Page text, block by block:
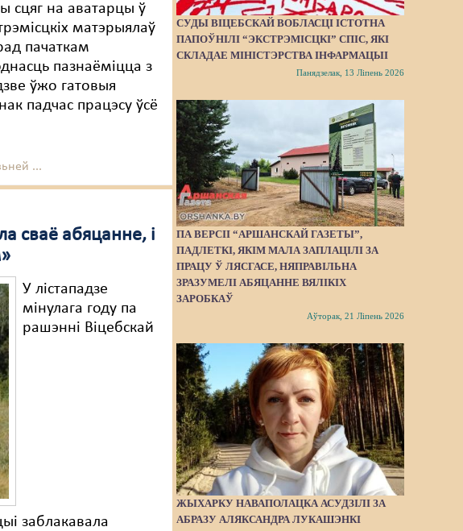
сцяг на аватарцы ў
матэрыялаў
пачаткам
пазнаёміцца з
ўжо гатовыя
падчас працэсу ўсё
...
сваё абяцанне, і
У лістападзе
мінулага году па
рашэнні Віцебскай
заблакавала
СУДЫ ВІЦЕБСКАЙ ВОБЛАСЦІ ІСТОТНА
ПАПОЎНІЛІ “ЭКСТРЭМІСЦКІ” СПІС, ЯКІ
СКЛАДАЕ МІНІСТЭРСТВА ІНФАРМАЦЫІ
Панядзелак, 13 Ліпень 2026
ПА ВЕРСІІ “АРШАНСКАЙ ГАЗЕТЫ”,
ПАДЛЕТКІ, ЯКІМ МАЛА ЗАПЛАЦІЛІ ЗА
ПРАЦУ Ў ЛЯСГАСЕ, НЯПРАВІЛЬНА
ЗРАЗУМЕЛІ АБЯЦАННЕ ВЯЛІКІХ
ЗАРОБКАЎ
Аўторак, 21 Ліпень 2026
ЖЫХАРКУ НАВАПОЛАЦКА АСУДЗІЛІ ЗА
АБРАЗУ АЛЯКСАНДРА ЛУКАШЭНКІ